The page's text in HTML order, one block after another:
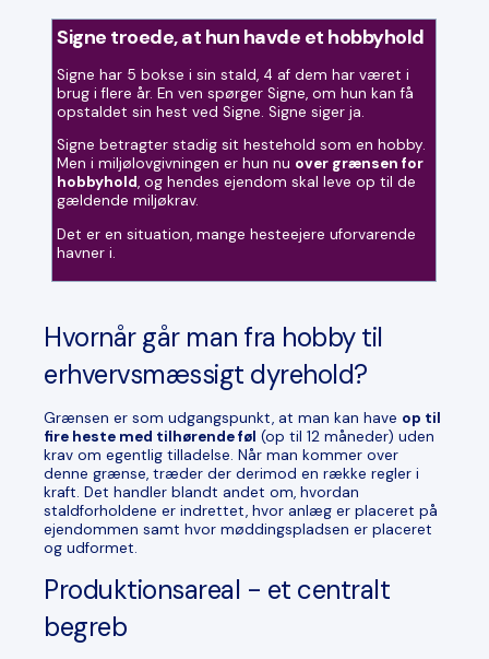
Signe troede, at hun havde et hobbyhold
Signe har 5 bokse i sin stald, 4 af dem har været i
brug i flere år. En ven spørger Signe, om hun kan få
opstaldet sin hest ved Signe. Signe siger ja.
Signe betragter stadig sit hestehold som en hobby.
Men i miljølovgivningen er hun nu over grænsen for
hobbyhold, og hendes ejendom skal leve op til de
gældende miljøkrav.
Det er en situation, mange hesteejere uforvarende
havner i.
Hvornår går man fra hobby til
erhvervsmæssigt dyrehold?
Grænsen er som udgangspunkt, at man kan have op til
fire heste med tilhørende føl (op til 12 måneder) uden
krav om egentlig tilladelse. Når man kommer over
denne grænse, træder der derimod en række regler i
kraft. Det handler blandt andet om, hvordan
staldforholdene er indrettet, hvor anlæg er placeret på
ejendommen samt hvor møddingspladsen er placeret
og udformet.
Produktionsareal - et centralt
begreb